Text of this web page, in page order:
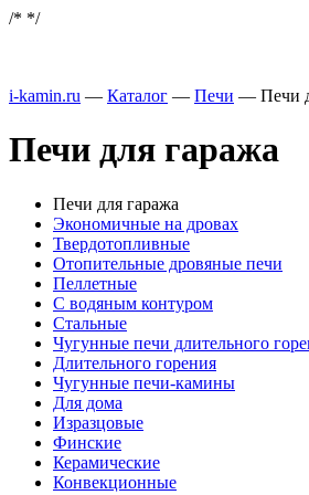
/* */
i-kamin.ru — Каталог — Печи — Печи
Печи для гаража
Печи для гаража
Экономичные на дровах
Твердотопливные
Отопительные дровяные печи
Пеллетные
С водяным контуром
Стальные
Чугунные печи длительного
Длительного горения
Чугунные печи-камины
Для дома
Изразцовые
Финские
Керамические
Конвекционные